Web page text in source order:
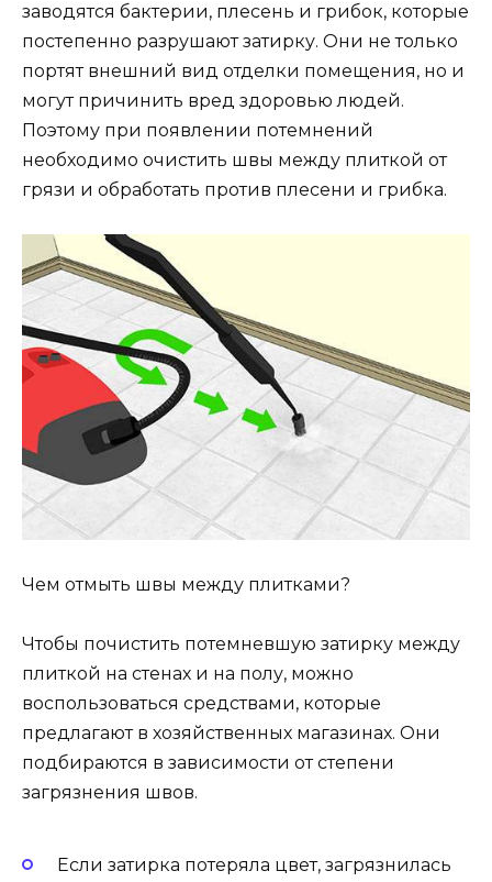
заводятся бактерии, плесень и грибок, которые
постепенно разрушают затирку. Они не только
портят внешний вид отделки помещения, но и
могут причинить вред здоровью людей.
Поэтому при появлении потемнений
необходимо очистить швы между плиткой от
грязи и обработать против плесени и грибка.
Чем отмыть швы между плитками?
Чтобы почистить потемневшую затирку между
плиткой на стенах и на полу, можно
воспользоваться средствами, которые
предлагают в хозяйственных магазинах. Они
подбираются в зависимости от степени
загрязнения швов.
Если затирка потеряла цвет, загрязнилась